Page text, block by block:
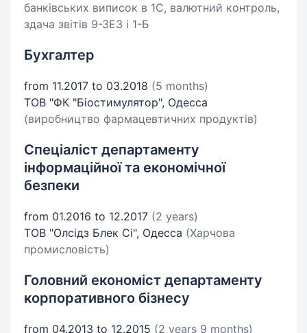
банківських виписок в 1С, валютний контроль,
здача звітів 9-ЗЕЗ і 1-Б
Бухгалтер
from 11.2017 to 03.2018 (5 months)
ТОВ "ФК "Біостимулятор", Одесса
(виробництво фармацевтичних продуктів)
Спеціаліст департаменту
інформаційної та економічної
безпеки
from 01.2016 to 12.2017 (2 years)
ТОВ "Олсідз Блек Сі", Одесса (Харчова
промисловість)
Головний економіст департаменту
корпоративного бізнесу
from 04.2013 to 12.2015 (2 years 9 months)